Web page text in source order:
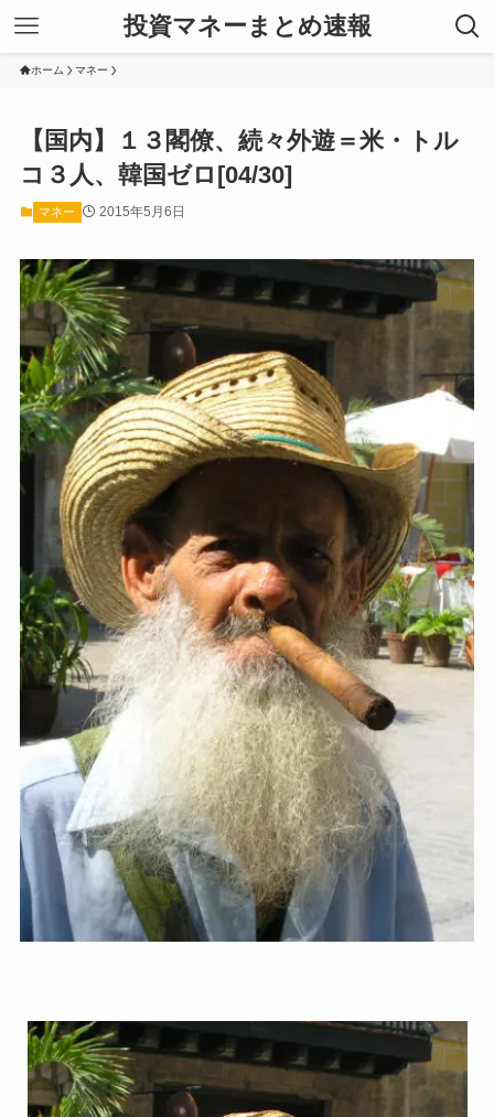
投資マネーまとめ速報
ホーム マネー
【国内】１３閣僚、続々外遊＝米・トル
コ３人、韓国ゼロ[04/30]
マネー 2015年5月6日